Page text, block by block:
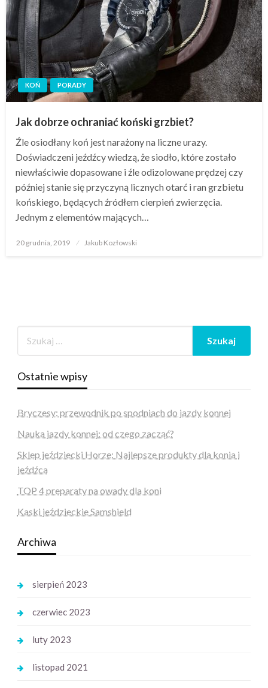
KOŃ PORADY
Jak dobrze ochraniać koński grzbiet?
Źle osiodłany koń jest narażony na liczne urazy.
Doświadczeni jeźdźcy wiedzą, że siodło, które zostało
niewłaściwie dopasowane i źle odizolowane prędzej czy
później stanie się przyczyną licznych otarć i ran grzbietu
końskiego, będących źródłem cierpień zwierzęcia.
Jednym z elementów mających…
Opublikowane
20 grudnia, 2019 Jakub Kozłowski
Ostatnie wpisy
Bryczesy: przewodnik po spodniach do jazdy konnej
Nauka jazdy konnej: od czego zacząć?
Sklep jeździecki Horze: Najlepsze produkty dla konia i
jeźdźca
TOP 4 preparaty na owady dla koni
Kaski jeździeckie Samshield
Archiwa
sierpień 2023
czerwiec 2023
luty 2023
listopad 2021